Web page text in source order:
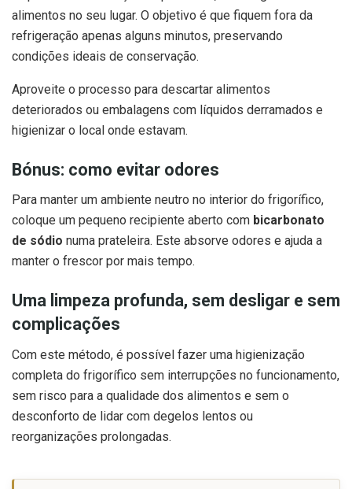
alimentos no seu lugar. O objetivo é que fiquem fora da
refrigeração apenas alguns minutos, preservando
condições ideais de conservação.
Aproveite o processo para descartar alimentos
deteriorados ou embalagens com líquidos derramados e
higienizar o local onde estavam.
Bónus: como evitar odores
Para manter um ambiente neutro no interior do frigorífico,
coloque um pequeno recipiente aberto com bicarbonato
de sódio numa prateleira. Este absorve odores e ajuda a
manter o frescor por mais tempo.
Uma limpeza profunda, sem desligar e sem
complicações
Com este método, é possível fazer uma higienização
completa do frigorífico sem interrupções no funcionamento,
sem risco para a qualidade dos alimentos e sem o
desconforto de lidar com degelos lentos ou
reorganizações prolongadas.